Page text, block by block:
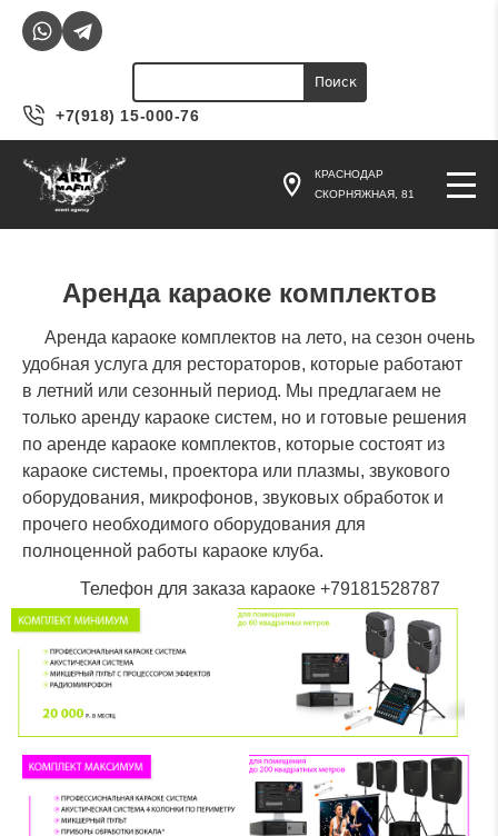
Форма поиска
+7(918) 15-000-76
КРАСНОДАР
СКОРНЯЖНАЯ, 81
Аренда караоке комплектов
Аренда караоке комплектов на лето, на сезон очень
удобная услуга для рестораторов, которые работают
в летний или сезонный период. Мы предлагаем не
только аренду караоке систем, но и готовые решения
по аренде караоке комплектов, которые состоят из
караоке системы, проектора или плазмы, звукового
оборудования, микрофонов, звуковых обработок и
прочего необходимого оборудования для
полноценной работы караоке клуба.
Телефон для заказа караоке +79181528787